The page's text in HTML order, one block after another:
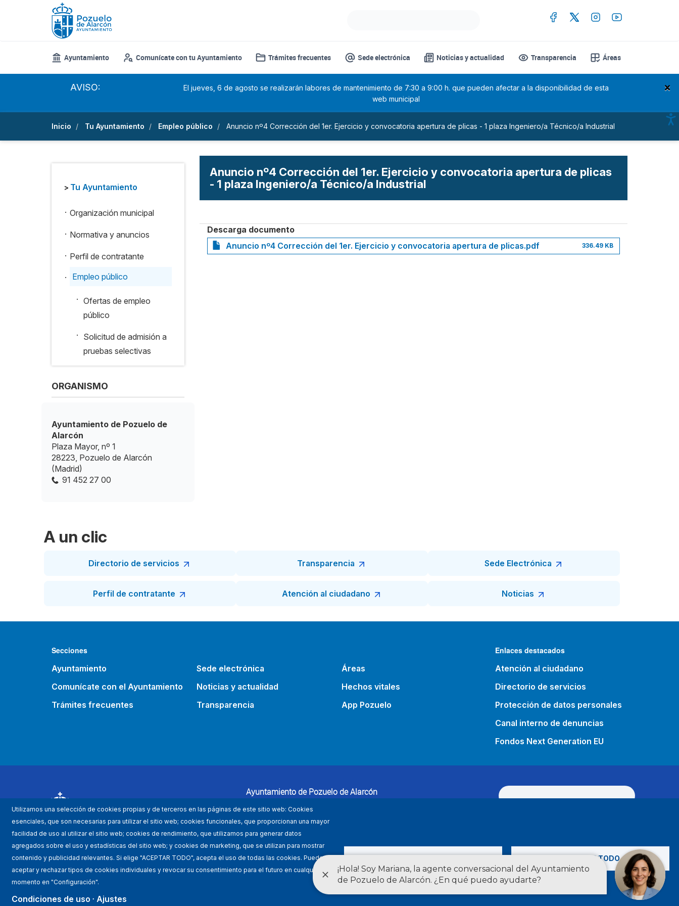
Ayuntamiento Comunícate con tu Ayuntamiento Trámites frecuentes Sede electrónica Noticias y actualidad Transparencia Áreas
×
AVISO:
El jueves, 6 de agosto se realizarán labores de mantenimiento de 7:30 a 9:00 h. que pueden afectar a la disponibilidad de esta
web municipal
Inicio Tu Ayuntamiento Empleo público Anuncio nº4 Corrección del 1er. Ejercicio y convocatoria apertura de plicas - 1 plaza Ingeniero/a Técnico/a Industrial
Anuncio nº4 Corrección del 1er. Ejercicio y convocatoria apertura de plicas
- 1 plaza Ingeniero/a Técnico/a Industrial
Descarga documento
Anuncio nº4 Corrección del 1er. Ejercicio y convocatoria apertura de plicas.pdf
336.49 KB
> Tu Ayuntamiento
. Organización municipal
. Normativa y anuncios
. Perfil de contratante
.
Empleo público
· Ofertas de empleo
público
· Solicitud de admisión a
pruebas selectivas
ORGANISMO
Ayuntamiento de Pozuelo de
Alarcón
Plaza Mayor, nº 1
28223, Pozuelo de Alarcón
(Madrid)
91 452 27 00
A un clic
Directorio de servicios Transparencia Sede Electrónica
Perfil de contratante Atención al ciudadano Noticias
Secciones
Ayuntamiento
Comunícate con el Ayuntamiento
Trámites frecuentes
Sede electrónica
Noticias y actualidad
Transparencia
Áreas
Hechos vitales
App Pozuelo
Enlaces destacados
Atención al ciudadano
Directorio de servicios
Protección de datos personales
Canal interno de denuncias
Fondos Next Generation EU
Ayuntamiento de Pozuelo de Alarcón
Plaza Mayor 1, 28223 Pozuelo de Alarcón (Madrid)
91 452 27 00
Accesibilidad Política de privacidad Estadísticas English
Utilizamos una selección de cookies propias y de terceros en las páginas de este sitio web: Cookies
esenciales, que son necesarias para utilizar el sitio web; cookies funcionales, que proporcionan una mayor
facilidad de uso al utilizar el sitio web; cookies de rendimiento, que utilizamos para generar datos
agregados sobre el uso y estadísticas del sitio web; y cookies de marketing, que se utilizan para mostrar
contenido y publicidad relevantes. Si elige "ACEPTAR TODO", acepta el uso de todas las cookies. Puede
aceptar y rechazar tipos de cookies individuales y revocar su consentimiento para el futuro en cualquier
momento en "Configuración".
Condiciones de uso Ajustes
ACEPTAR TODO